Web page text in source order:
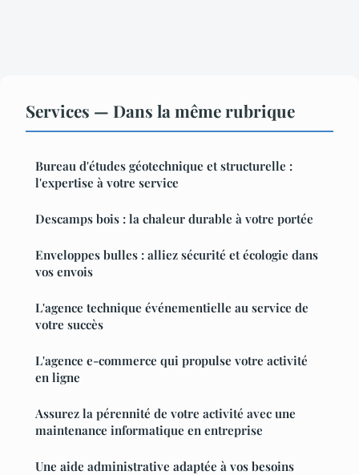
Services — Dans la même rubrique
Bureau d'études géotechnique et structurelle :
l'expertise à votre service
Descamps bois : la chaleur durable à votre portée
Enveloppes bulles : alliez sécurité et écologie dans
vos envois
L'agence technique événementielle au service de
votre succès
L'agence e-commerce qui propulse votre activité
en ligne
Assurez la pérennité de votre activité avec une
maintenance informatique en entreprise
Une aide administrative adaptée à vos besoins